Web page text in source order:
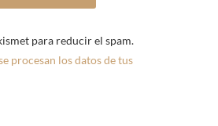
para reducir el spam.
procesan los datos de tus